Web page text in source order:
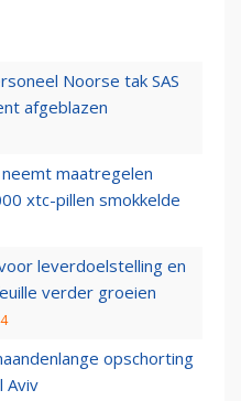
Noorse tak SAS
afgeblazen
neemt maatregelen
xtc-pillen smokkelde
leverdoelstelling en
verder groeien
opschorting
Aviv